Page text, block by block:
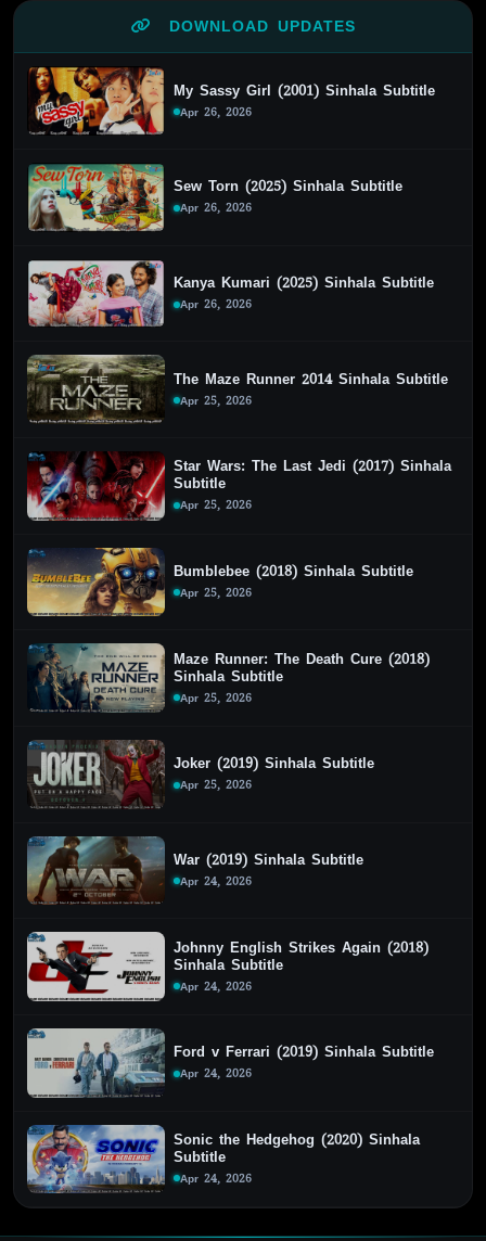
DOWNLOAD UPDATES
My Sassy Girl (2001) Sinhala Subtitle
Apr 26, 2026
Sew Torn (2025) Sinhala Subtitle
Apr 26, 2026
Kanya Kumari (2025) Sinhala Subtitle
Apr 26, 2026
The Maze Runner 2014 Sinhala Subtitle
Apr 25, 2026
Star Wars: The Last Jedi (2017) Sinhala
Subtitle
Apr 25, 2026
Bumblebee (2018) Sinhala Subtitle
Apr 25, 2026
Maze Runner: The Death Cure (2018)
Sinhala Subtitle
Apr 25, 2026
Joker (2019) Sinhala Subtitle
Apr 25, 2026
War (2019) Sinhala Subtitle
Apr 24, 2026
Johnny English Strikes Again (2018)
Sinhala Subtitle
Apr 24, 2026
Ford v Ferrari (2019) Sinhala Subtitle
Apr 24, 2026
Sonic the Hedgehog (2020) Sinhala
Subtitle
Apr 24, 2026